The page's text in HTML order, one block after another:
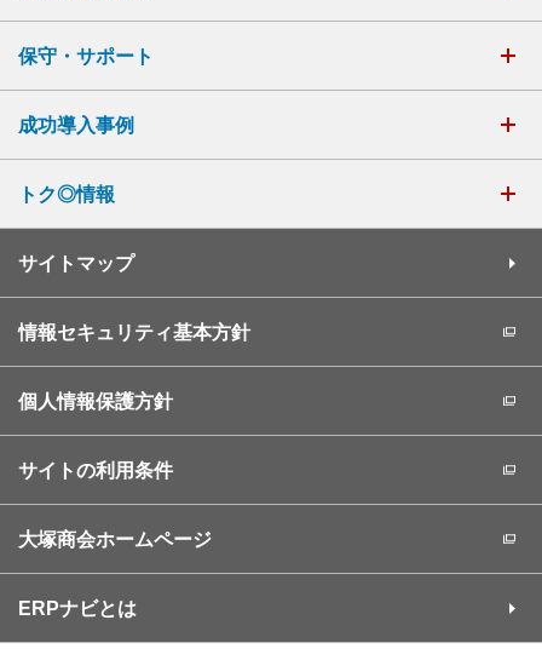
保守・サポート
成功導入事例
トク◎情報
サイトマップ
情報セキュリティ基本方針
個人情報保護方針
サイトの利用条件
大塚商会ホームページ
ERPナビとは